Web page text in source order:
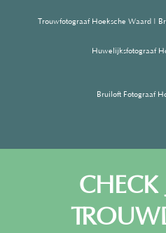
Trouwfotograaf Hoeksche Waard |
Huwelijksfotograaf
Bruiloft Fotograaf
CHECK